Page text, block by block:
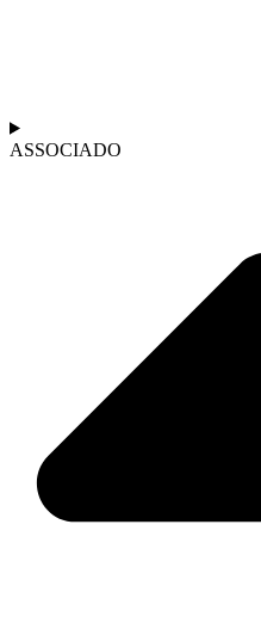
ASSOCIADO